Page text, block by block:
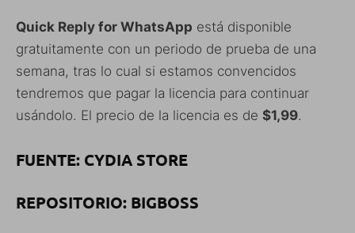
Quick Reply for WhatsApp está disponible
gratuitamente con un periodo de prueba de una
semana, tras lo cual si estamos convencidos
tendremos que pagar la licencia para continuar
usándolo. El precio de la licencia es de $1,99.
FUENTE: CYDIA STORE
REPOSITORIO: BIGBOSS